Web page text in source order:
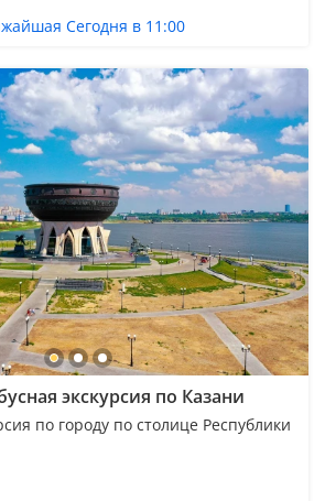
Сегодня в 11:00
экскурсия по Казани
по городу по столице Республики